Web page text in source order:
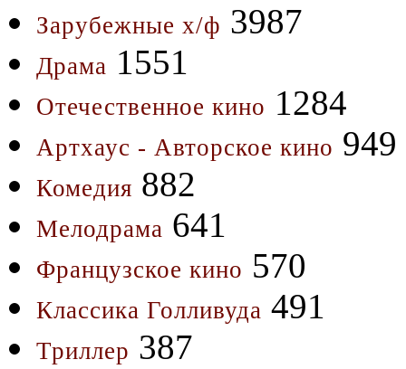
Зарубежные х/ф 3987
Драма 1551
Отечественное кино 1284
Артхаус - Авторское кино 949
Комедия 882
Мелодрама 641
Французское кино 570
Классика Голливуда 491
Триллер 387